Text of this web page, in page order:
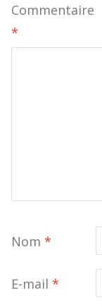
Commentaire
*
Nom *
E-mail *